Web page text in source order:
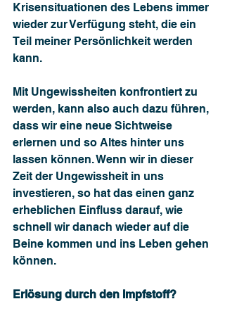
Krisensituationen des Lebens immer
wieder zur Verfügung steht, die ein
Teil meiner Persönlichkeit werden
kann.
Mit Ungewissheiten konfrontiert zu
werden, kann also auch dazu führen,
dass wir eine neue Sichtweise
erlernen und so Altes hinter uns
lassen können. Wenn wir in dieser
Zeit der Ungewissheit in uns
investieren, so hat das einen ganz
erheblichen Einfluss darauf, wie
schnell wir danach wieder auf die
Beine kommen und ins Leben gehen
können.
Erlösung durch den Impfstoff?